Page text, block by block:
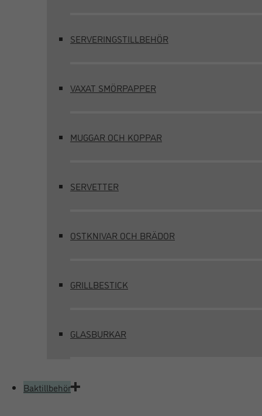
SERVERINGSTILLBEHÖR
VAXAT SMÖRPAPPER
MUGGAR OCH KOPPAR
SERVETTER
OSTKNIVAR OCH BRÄDOR
GRILLBESTICK
GLASBURKAR
Baktillbehör